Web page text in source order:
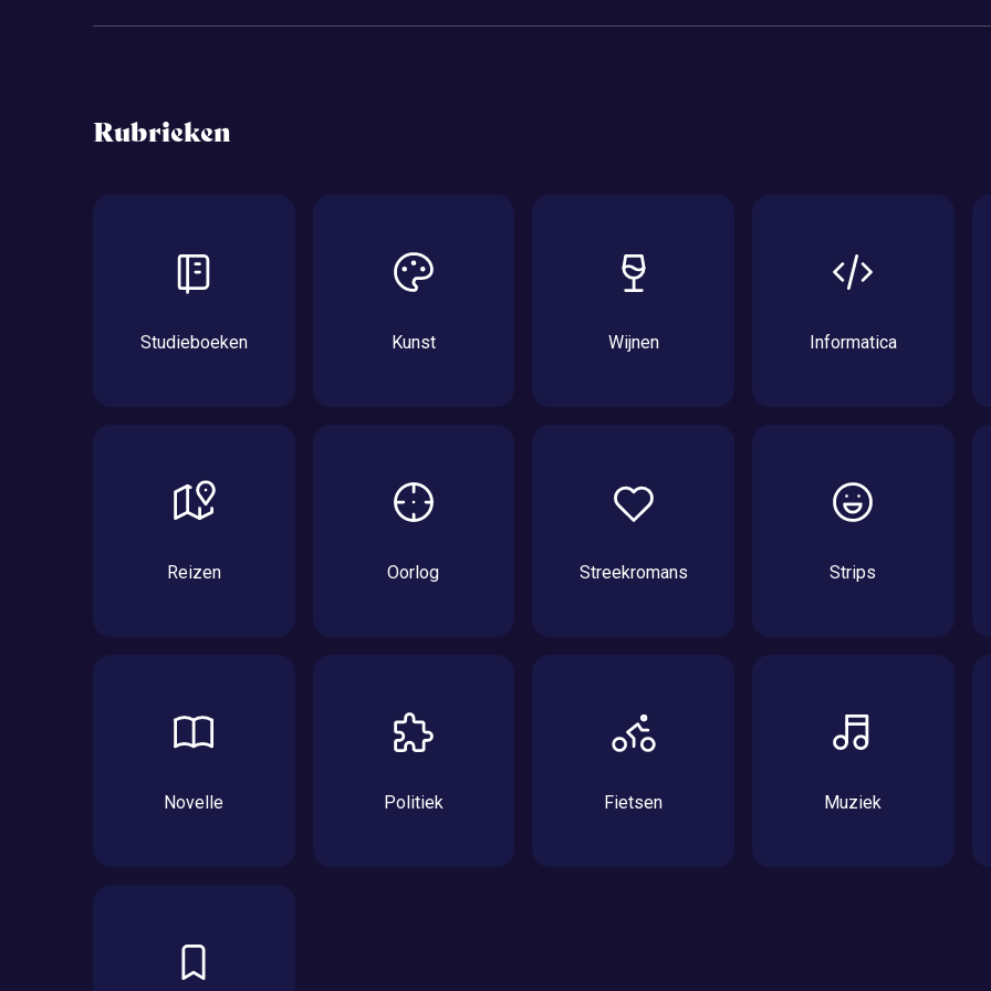
Rubrieken
Studieboeken Kunst Wijnen Informatica
Reizen Oorlog Streekromans Strips
Novelle Politiek Fietsen Muziek